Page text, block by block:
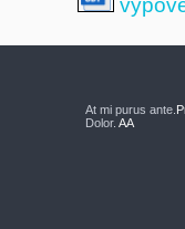
At mi purus ante.
Dolor.AA